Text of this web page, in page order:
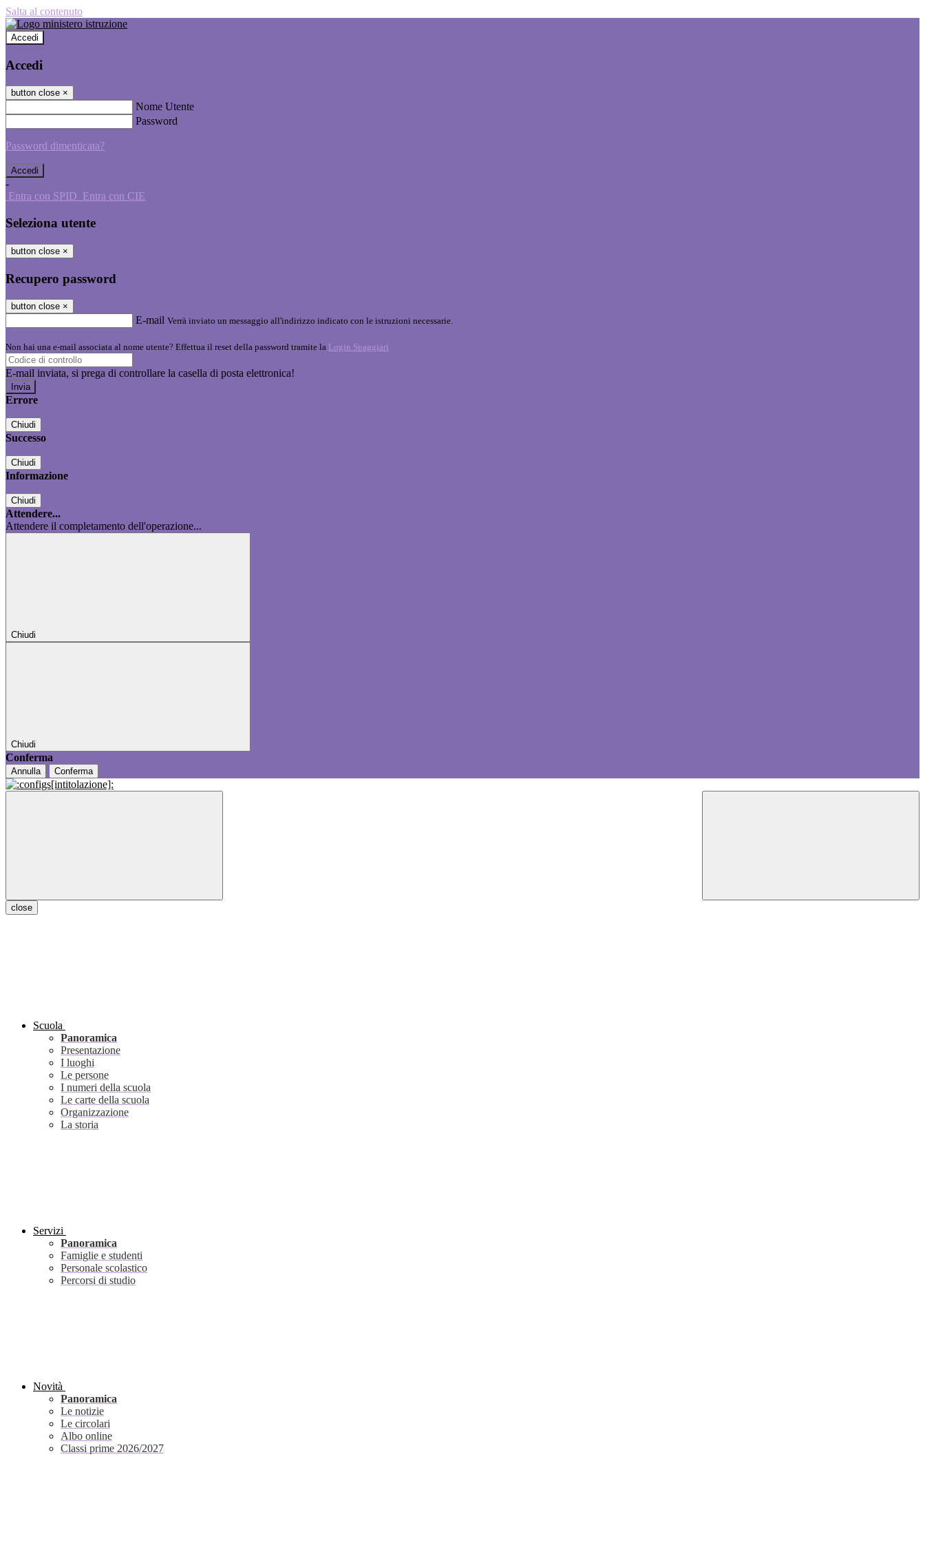
Salta al contenuto
Accedi
Accedi
button close ×
Nome Utente
Password
Password dimenticata?
-
Entra con SPID Entra con CIE
Seleziona utente
button close ×
Recupero password
button close ×
E-mail Verrà inviato un messaggio all'indirizzo indicato con le istruzioni necessarie.
Non hai una e-mail associata al nome utente? Effettua il reset della password tramite la Login Spaggiari
E-mail inviata, si prega di controllare la casella di posta elettronica!
Errore
Chiudi
Successo
Chiudi
Informazione
Chiudi
Attendere...
Attendere il completamento dell'operazione...
Chiudi
Chiudi
Conferma
Annulla Conferma
close
Scuola
Panoramica
Presentazione
I luoghi
Le persone
I numeri della scuola
Le carte della scuola
Organizzazione
La storia
Servizi
Panoramica
Famiglie e studenti
Personale scolastico
Percorsi di studio
Novità
Panoramica
Le notizie
Le circolari
Albo online
Classi prime 2026/2027